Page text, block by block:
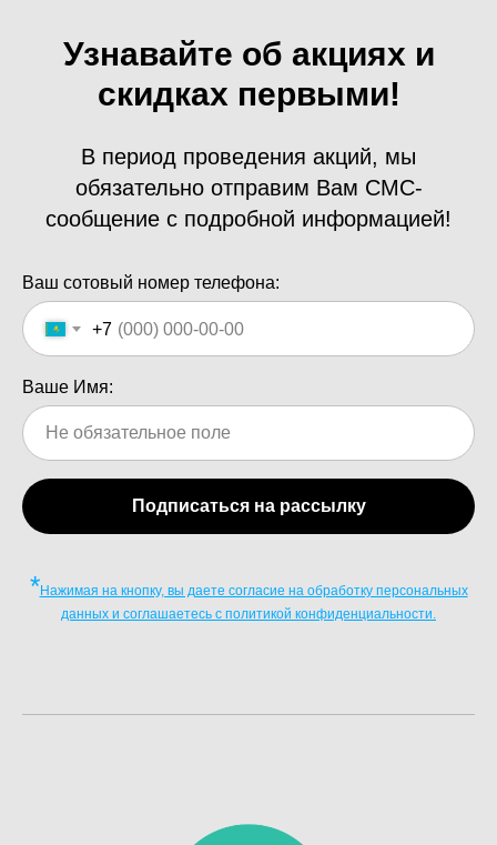
Узнавайте об акциях и
скидках первыми!
В период проведения акций, мы
обязательно отправим Вам СМС-
сообщение с подробной информацией!
Ваш сотовый номер телефона:
+7
Ваше Имя:
Подписаться на рассылку
*Нажимая на кнопку, вы даете согласие на обработку персональных
данных и соглашаетесь c политикой конфиденциальности.